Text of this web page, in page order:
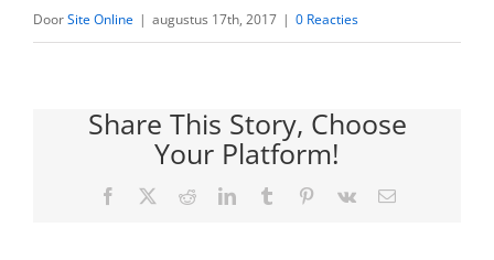
DoorSite Online | augustus 17th, 2017 | 0 Reacties
Share This Story, Choose
Your Platform!
Facebook
TwitterRedditLinkedInTumblr Pinterest
Vk
E-